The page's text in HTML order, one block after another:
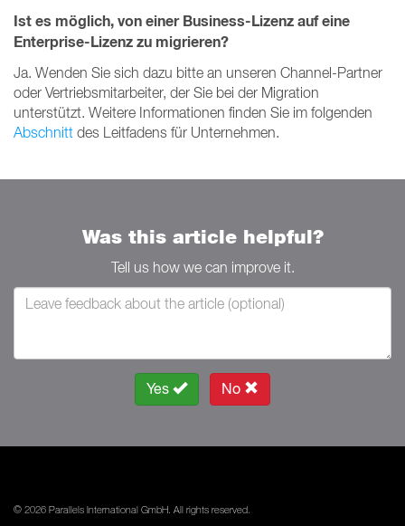
Ist es möglich, von einer Business-Lizenz auf eine
Enterprise-Lizenz zu migrieren?
Ja. Wenden Sie sich dazu bitte an unseren Channel-Partner
oder Vertriebsmitarbeiter, der Sie bei der Migration
unterstützt. Weitere Informationen finden Sie im folgenden
Abschnitt des Leitfadens für Unternehmen.
Was this article helpful?
Tell us how we can improve it.
Yes No
© 2026 Parallels International GmbH. All rights reserved.